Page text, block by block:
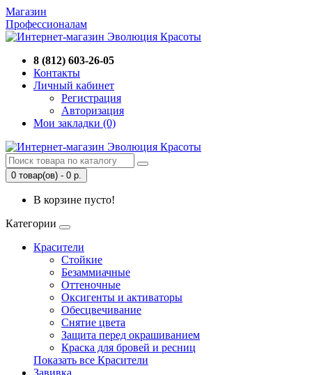
Магазин
Профессионалам
8 (812) 603-26-05
Контакты
Личный кабинет
Регистрация
Авторизация
Мои закладки (0)
0 товар(ов) - 0 р.
В корзине пусто!
Категории
Красители
Стойкие
Безаммиачные
Оттеночные
Оксигенты и активаторы
Обесцвечивание
Снятие цвета
Защита перед окрашиванием
Краска для бровей и ресниц
Показать все Красители
Завивка